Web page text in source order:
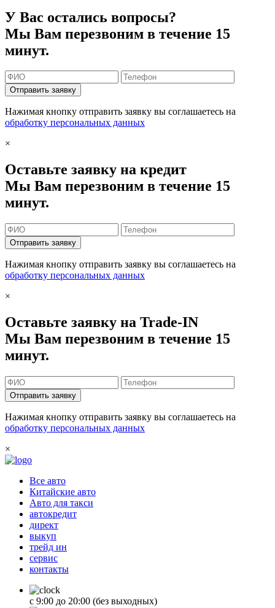
У Вас остались вопросы?
Мы Вам перезвоним в течение 15
минут.
Отправить заявку
Нажимая кнопку отправить заявку вы соглашаетесь на
обработку персональных данных
×
Оставьте заявку на кредит
Мы Вам перезвоним в течение 15
минут.
Отправить заявку
Нажимая кнопку отправить заявку вы соглашаетесь на
обработку персональных данных
×
Оставьте заявку на Trade-IN
Мы Вам перезвоним в течение 15
минут.
Отправить заявку
Нажимая кнопку отправить заявку вы соглашаетесь на
обработку персональных данных
×
Все авто
Китайские авто
Авто для такси
автокредит
директ
выкуп
трейд ин
сервис
контакты
с 9:00 до 20:00 (без выходных)